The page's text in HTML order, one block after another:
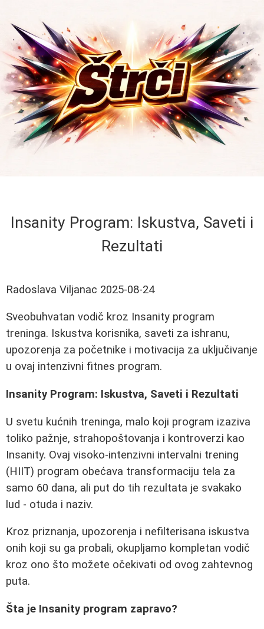
Insanity Program: Iskustva, Saveti i
Rezultati
Radoslava Viljanac 2025-08-24
Sveobuhvatan vodič kroz Insanity program
treninga. Iskustva korisnika, saveti za ishranu,
upozorenja za početnike i motivacija za uključivanje
u ovaj intenzivni fitnes program.
Insanity Program: Iskustva, Saveti i Rezultati
U svetu kućnih treninga, malo koji program izaziva
toliko pažnje, strahopoštovanja i kontroverzi kao
Insanity. Ovaj visoko-intenzivni intervalni trening
(HIIT) program obećava transformaciju tela za
samo 60 dana, ali put do tih rezultata je svakako
lud - otuda i naziv.
Kroz priznanja, upozorenja i nefilterisana iskustva
onih koji su ga probali, okupljamo kompletan vodič
kroz ono što možete očekivati od ovog zahtevnog
puta.
Šta je Insanity program zapravo?